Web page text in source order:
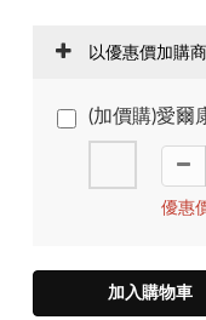
以優惠價加購
(加價購)愛爾
優惠
加入購物車